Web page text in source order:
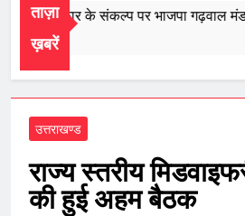
ताज़ा
ख़बरें
बार सरकार के संकल्प पर भाजपा गढ़वाल
8, 2026
उत्तराखण्ड
राज्य स्तरीय
की हुई अहम बैठक